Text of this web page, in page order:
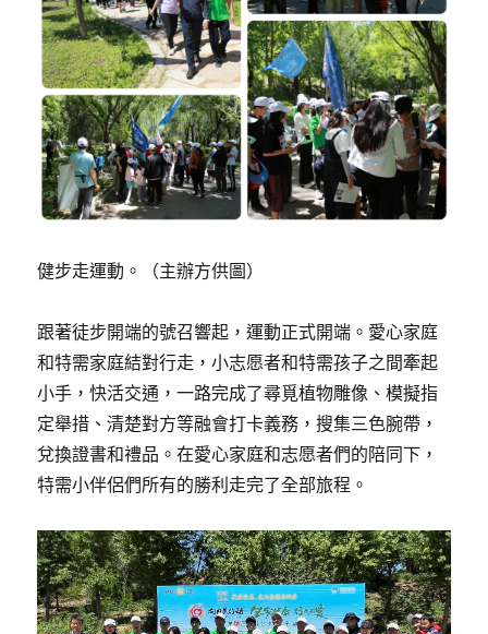
健步走運動。（主辦方供圖）
跟著徒步開端的號召響起，運動正式開端。愛心家庭
和特需家庭結對行走，小志愿者和特需孩子之間牽起
小手，快活交通，一路完成了尋覓植物雕像、模擬指
定舉措、清楚對方等融會打卡義務，搜集三色腕帶，
兌換證書和禮品。在愛心家庭和志愿者們的陪同下，
特需小伴侶們所有的勝利走完了全部旅程。